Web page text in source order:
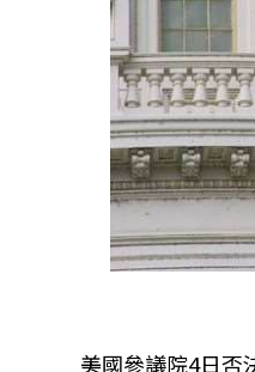
美國參議院4日